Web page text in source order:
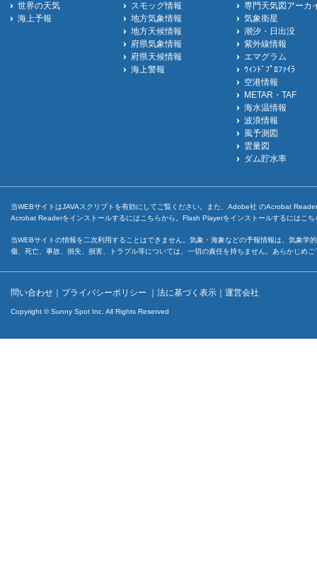
世界の天気
海上予報
スモッグ情報
地方気象情報
地方天候情報
府県気象情報
府県天候情報
海上警報
専門天気図アーカ
気象衛星
潮汐・日出没
紫外線情報
エマグラム
ｳｨﾝﾄﾞﾌﾟﾛﾌｧｲﾗ
空港情報
METAR・TAF
海水温情報
波浪情報
風予測図
雲量図
ダム貯水率
当WEBサイトはJAVAスクリプトを有効にしてご覧ください。また、Adobe社 のAcrobat
Acrobat Readerをインストールするには こちらから。Flash Playerをインストールするには こち
当WEBサイトの情報を二次利用することはできません。気象・海象などの予報情報は、気象
傷、死亡、事故、損失、損害、トラブル等については、一切の責任を持ちません。あらかじめ
問い合わせ ｜ プライバシーポリシー ｜ 法に基づく表示 ｜ 運営会社
Copyright © Sunny Spot Inc. All Rights Reserved